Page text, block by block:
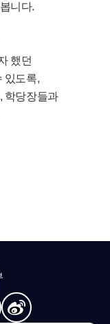
니다.
했던
있도록,
학당장들과